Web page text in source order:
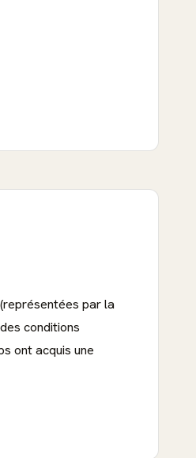
par la
conditions
ont acquis une